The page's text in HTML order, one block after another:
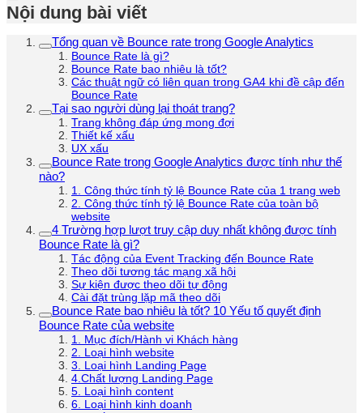
Nội dung bài viết
Tổng quan về Bounce rate trong Google Analytics
Bounce Rate là gì?
Bounce Rate bao nhiêu là tốt?
Các thuật ngữ có liên quan trong GA4 khi đề cập đến
Bounce Rate
Tại sao người dùng lại thoát trang?
Trang không đáp ứng mong đợi
Thiết kế xấu
UX xấu
Bounce Rate trong Google Analytics được tính như thế
nào?
1. Công thức tính tỷ lệ Bounce Rate của 1 trang web
2. Công thức tính tỷ lệ Bounce Rate của toàn bộ
website
4 Trường hợp lượt truy cập duy nhất không được tính
Bounce Rate là gì?
Tác động của Event Tracking đến Bounce Rate
Theo dõi tương tác mạng xã hội
Sự kiện được theo dõi tự động
Cài đặt trùng lặp mã theo dõi
Bounce Rate bao nhiêu là tốt? 10 Yếu tố quyết định
Bounce Rate của website
1. Mục đích/Hành vi Khách hàng
2. Loại hình website
3. Loại hình Landing Page
4.Chất lượng Landing Page
5. Loại hình content
6. Loại hình kinh doanh